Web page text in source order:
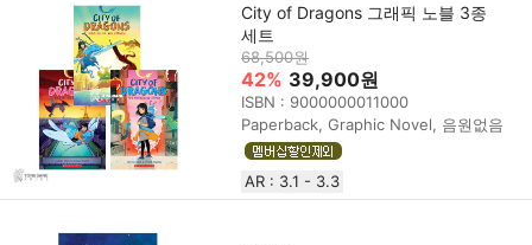
City of Dragons 그래픽 노블 3종
세트
68,500원
42% 39,900원
ISBN : 9000000011000
Paperback, Graphic Novel, 음원없음
AR : 3.1 - 3.3